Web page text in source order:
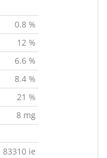
0.8 %
12 %
6.6 %
8.4 %
21 %
8 mg
83310 ie